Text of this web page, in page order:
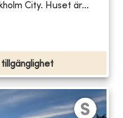
City. Huset är...